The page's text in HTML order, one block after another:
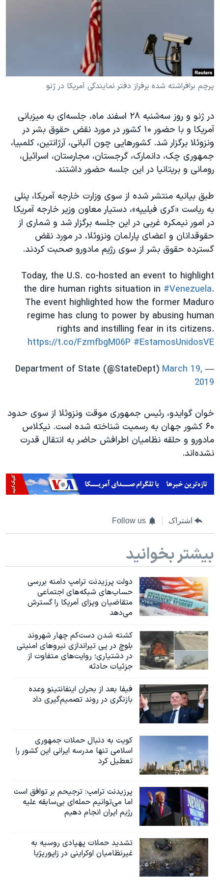
اقتصادی
علم و فناوری
اسرائیل در جنگ
آرشیو پخش زنده
حمله جمهوری اسلامی به اسرائیل
رمز مهسا
ورزش زنان در ایران
مجموعه مستندهای دادخواهی
تریبونال مردمی آبان ۹۸
دادگاه حمید نوری
چهل سال گروگان‌گیری
اعتراضات مردمی آبان ۹۸
اسرائیل در جنگ
نرگس محمدی برنده جایزه نوبل صلح
همایش محافظه‌کاران آمریکا «سی‌پک»
صفحه‌های ویژه
سفر پرزیدنت ترامپ به چین
زبانهای مختلف
پرچم برافراشته شده برفراز دفتر نمایندگی آمریکا در ژنو
در ژنو و روز سه‌شنبه ۲۸ اسفند ماه، جلسه‌‌ای به میزبانی
آمریکا و با حضور ۱۰ کشور در مورد نقض حقوق بشر در
ونزوئلا برگزار شد. کشورهایی چون آلبانی، آرژانتین، کلمبیا،
جمهوری چک، دانمارک، گرجستان، مجارستان، اسرائیل،
رومانی و بریتانیا در این جلسه حضور داشتند.
طبق بیانیه منتشر شده از سوی وزارت خارجه آمریکا، پنلی
به ریاست «کری فیلیپه»، دستیار معاون وزیر خارجه آمریکا
در امور نیمکره غربی در این جلسه برگزار شد و شماری از
حقوقدانان و اعضای پارلمان ونزوئلا، در مورد نقض
گسترده حقوق بشر از سوی رژیم مادورو صحبت کردند.
Today, the U.S. co-hosted an event to highlight
the dire human rights situation in #Venezuela.
The event highlighted how the former Maduro
regime has clung to power by abusing human
rights and instilling fear in its citizens.
https://t.co/FzmfbgM06P #EstamosUnidosVE
— Department of State (@StateDept)
March 19,
2019
خوان گوایدو، رئیس جمهوری موقت ونزوئلا از سوی حدود
۶۰ کشور جهان به رسمیت شناخته شده است. نیکلاس
مادورو و حلقه نظامیان اطرافش حاضر به انتقال قدرت
نشده‌اند.
اشتراک Follow us
بیشتر بخوانید
دولت پرزیدنت ترامپ دامنه بررسی
حساب‌های شبکه‌های اجتماعی
متقاضیان ویزای آمریکا را گسترش
می‌دهد
کشته شدن دست‌کم چهار شهروند
بلوچ در پی تیراندازی نیروهای امنیتی
در دشتیاری؛ روایت‌های متفاوت از
جزئیات حادثه
فیفا بعد از بحران اینفانتینو وعده
بازنگری در روند تصمیم‌گیری داد
کویت به دنبال حملات جمهوری
اسلامی تنها مدرسه ایرانی این کشور را
تعطیل کرد
پرزیدنت ترامپ: ترجیحم بر توافق است
اما می‌توانیم حمله‌ای بی‌سابقه علیه
رژیم ایران انجام دهیم
تشدید حملات پهپادی روسیه به
غیرنظامیان اوکراینی در زاپوریژیا